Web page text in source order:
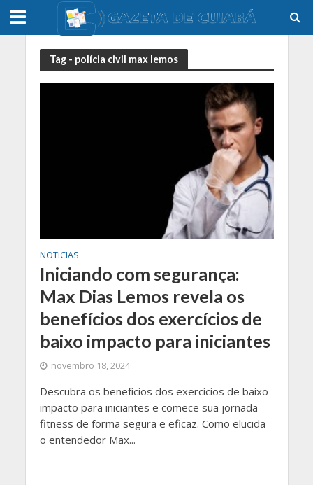
Tag - polícia civil max lemos
NOTICIAS
Iniciando com segurança:
Max Dias Lemos revela os
benefícios dos exercícios de
baixo impacto para iniciantes
novembro 18, 2024
Descubra os benefícios dos exercícios de baixo
impacto para iniciantes e comece sua jornada
fitness de forma segura e eficaz. Como elucida
o entendedor Max...